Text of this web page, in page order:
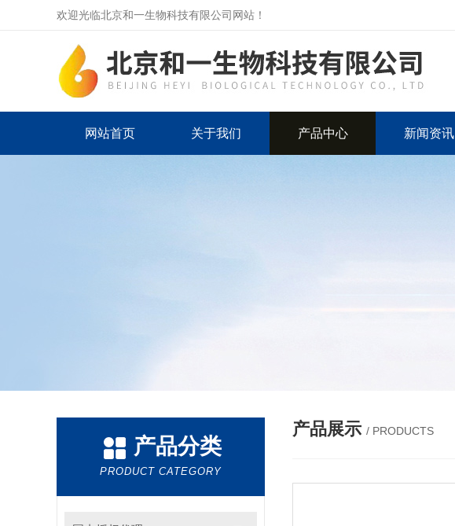
欢迎光临北京和一生物科技有限公司网站！
网站首页 关于我们 产品中心 新闻资讯
产品分类
PRODUCT CATEGORY
产品展示 / PRODUCTS